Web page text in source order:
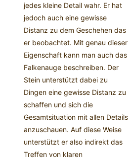
jedes kleine Detail wahr. Er hat
jedoch auch eine gewisse
Distanz zu dem Geschehen das
er beobachtet. Mit genau dieser
Eigenschaft kann man auch das
Falkenauge beschreiben. Der
Stein unterstützt dabei zu
Dingen eine gewisse Distanz zu
schaffen und sich die
Gesamtsituation mit allen Details
anzuschauen. Auf diese Weise
unterstützt er also indirekt das
Treffen von klaren